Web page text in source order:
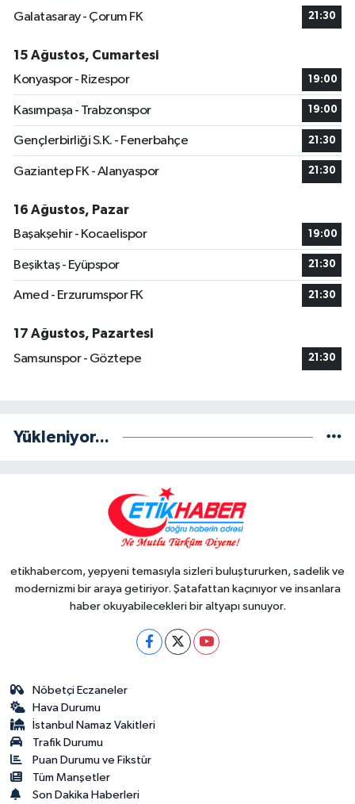
Galatasaray - Çorum FK
21:30
15 Ağustos, Cumartesi
Konyaspor - Rizespor
19:00
Kasımpaşa - Trabzonspor 19:00
Gençlerbirliği S.K. - Fenerbahçe 21:30
Gaziantep FK - Alanyaspor 21:30
16 Ağustos, Pazar
Başakşehir - Kocaelispor
19:00
Beşiktaş - Eyüpspor 21:30
Amed - Erzurumspor FK 21:30
17 Ağustos, Pazartesi
Samsunspor - Göztepe
21:30
Yükleniyor...
etikhabercom, yepyeni temasıyla sizleri buluştururken, sadelik ve
modernizmi bir araya getiriyor. Şatafattan kaçınıyor ve insanlara
haber okuyabilecekleri bir altyapı sunuyor.
Nöbetçi Eczaneler
Hava Durumu
İstanbul Namaz Vakitleri
Trafik Durumu
Puan Durumu ve Fikstür
Tüm Manşetler
Son Dakika Haberleri